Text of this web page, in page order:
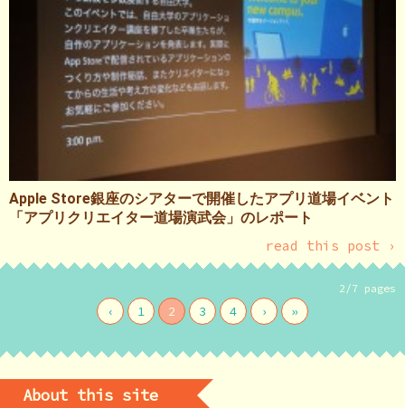
Apple Store銀座のシアターで開催したアプリ道場イベント
「アプリクリエイター道場演武会」のレポート
read this post ›
2/7 pages
‹ 1 2 3 4 › »
About this site